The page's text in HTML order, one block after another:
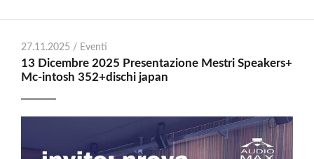
27.11.2025 / Eventi
13 Dicembre 2025 Presentazione Mestri Speakers+
Mc-intosh 352+dischi japan